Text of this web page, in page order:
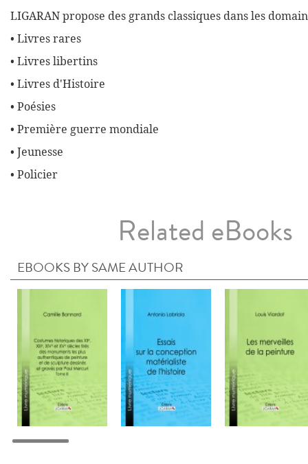
LIGARAN propose des grands classiques dans les
• Livres rares
• Livres libertins
• Livres d'Histoire
• Poésies
• Première guerre mondiale
• Jeunesse
• Policier
Related eBooks
EBOOKS BY SAME AUTHOR